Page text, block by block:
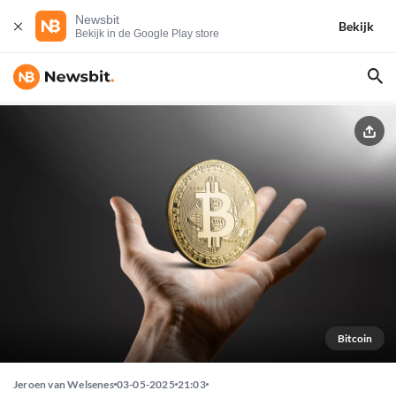
Newsbit
Bekijk in de Google Play store
Bekijk
Bitcoin
Jeroen van Welsenes 03-05-2025 21:03